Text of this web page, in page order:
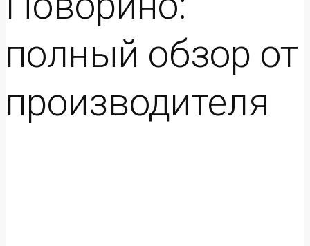
полный обзор от
производителя